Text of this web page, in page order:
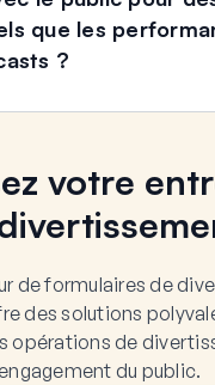
que les
?
votre
de formulaires de
des solutions
opérations de
du public.